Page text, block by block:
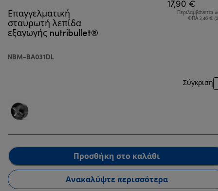
Επαγγελματική
σταυρωτή λεπίδα
εξαγωγής nutribullet®
NBM-BA031DL
17,90 €
Περιλαμβάνεται
ΦΠΑ 3,46 €
Σύγκριση
Προσθήκη στο καλάθι
Ανακαλύψτε περισσότερα